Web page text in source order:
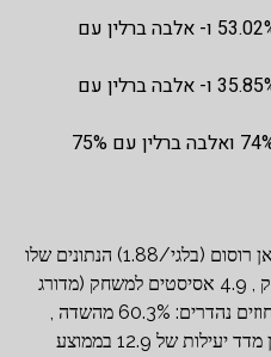
אחוזים ל2 העונה – ולנסיה עם 53.02% ו- אלבה ברלין עם
אחוזים ל3 העונה – ולנסיה עם 35.85% ו- אלבה ברלין עם
עמדת הפוינט גארד: ולנסיה – סם ואן רוסום (בלגי/1.88) הנתונים שלו
העונה ביורוקאפ: 9.1 נקודות למשחק , 4.9 אסיסטים למשחק (מדורג
שביעי העונה באסיסטים) קולע באחוזים נהדרים: 60.3% מהשדה ,
43.5% מהשלוש ו86.7% מהעונשין מדד יעילות של 12.9 בממוצע